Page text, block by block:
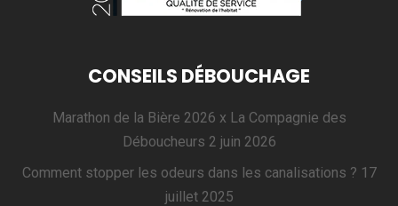
CONSEILS DÉBOUCHAGE
Marathon de la Bière 2026 x La Compagnie des
Déboucheurs 2 juin 2026
Comment stopper les odeurs dans les canalisations ? 17
juillet 2025